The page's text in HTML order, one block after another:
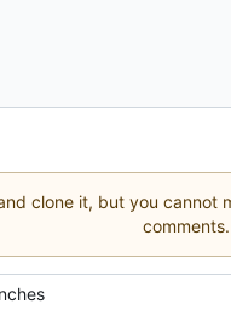
clone it, but you cannot
comments.